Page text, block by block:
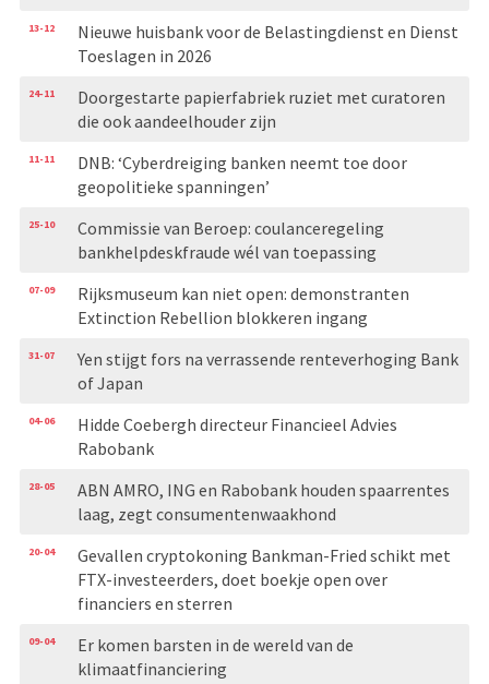
13-12
Nieuwe huisbank voor de Belastingdienst en Dienst
Toeslagen in 2026
24-11
Doorgestarte papierfabriek ruziet met curatoren
die ook aandeelhouder zijn
11-11
DNB: ‘Cyberdreiging banken neemt toe door
geopolitieke spanningen’
25-10
Commissie van Beroep: coulanceregeling
bankhelpdeskfraude wél van toepassing
07-09
Rijksmuseum kan niet open: demonstranten
Extinction Rebellion blokkeren ingang
31-07
Yen stijgt fors na verrassende renteverhoging Bank
of Japan
04-06
Hidde Coebergh directeur Financieel Advies
Rabobank
28-05
ABN AMRO, ING en Rabobank houden spaarrentes
laag, zegt consumentenwaakhond
20-04
Gevallen cryptokoning Bankman-Fried schikt met
FTX-investeerders, doet boekje open over
financiers en sterren
09-04
Er komen barsten in de wereld van de
klimaatfinanciering